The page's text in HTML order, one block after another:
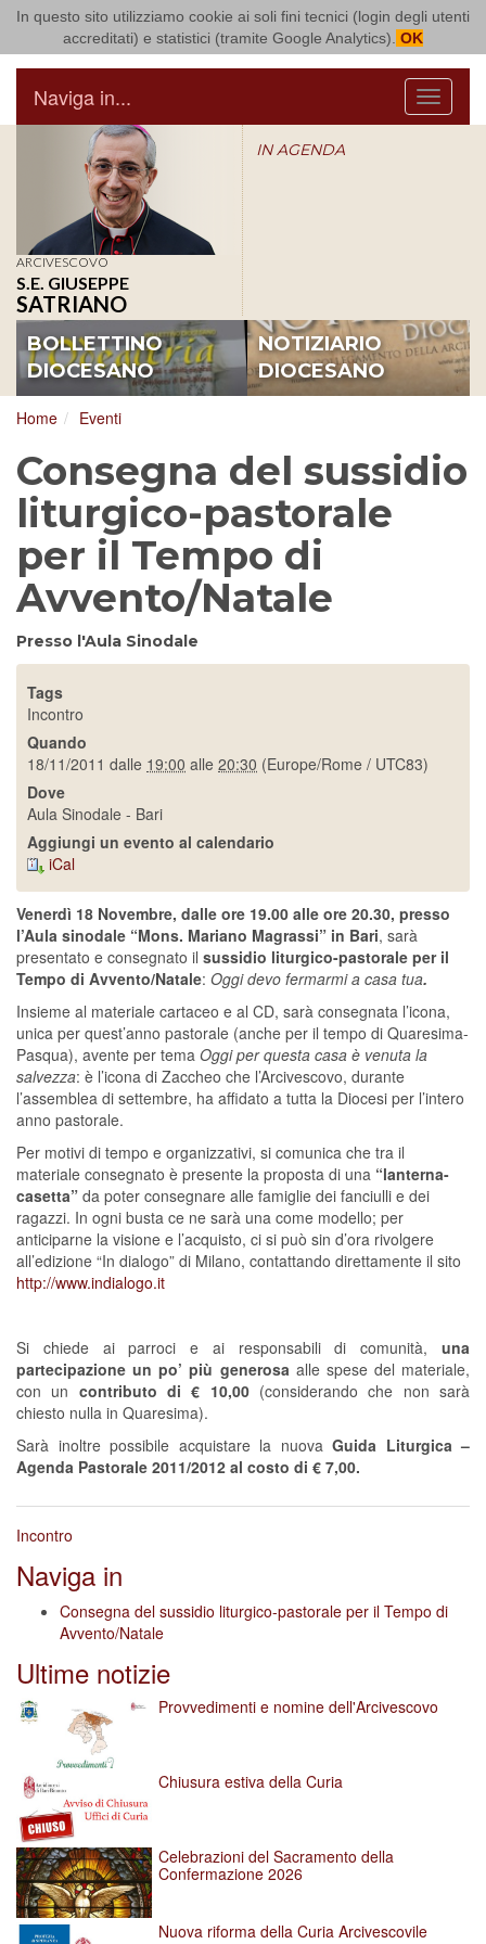
In questo sito utilizziamo cookie ai soli fini tecnici (login degli utenti
accreditati) e statistici (tramite Google Analytics). OK
Arcidiocesi di Bari Bitonto
Menu
Naviga in...
ARCIVESCOVO
S.E. GIUSEPPE
SATRIANO
IN AGENDA
BOLLETTINO
DIOCESANO
NOTIZIARIO
DIOCESANO
Home Eventi
Consegna del sussidio
liturgico-pastorale
per il Tempo di
Avvento/Natale
Presso l'Aula Sinodale
Tags
Incontro
Quando
18/11/2011 dalle 19:00 alle 20:30 (Europe/Rome / UTC83)
Dove
Aula Sinodale - Bari
Aggiungi un evento al calendario
iCal
Venerdì 18 Novembre, dalle ore 19.00 alle ore 20.30, presso
l’Aula sinodale “Mons. Mariano Magrassi” in Bari, sarà
presentato e consegnato il sussidio liturgico-pastorale per il
Tempo di Avvento/Natale: Oggi devo fermarmi a casa tua.
Insieme al materiale cartaceo e al CD, sarà consegnata l’icona,
unica per quest’anno pastorale (anche per il tempo di Quaresima-
Pasqua), avente per tema Oggi per questa casa è venuta la
salvezza: è l’icona di Zaccheo che l’Arcivescovo, durante
l’assemblea di settembre, ha affidato a tutta la Diocesi per l’intero
anno pastorale.
Per motivi di tempo e organizzativi, si comunica che tra il
materiale consegnato è presente la proposta di una “lanterna-
casetta” da poter consegnare alle famiglie dei fanciulli e dei
ragazzi. In ogni busta ce ne sarà una come modello; per
anticiparne la visione e l’acquisto, ci si può sin d’ora rivolgere
all’edizione “In dialogo” di Milano, contattando direttamente il sito
http://www.indialogo.it
Si chiedeai parroci e ai responsabili di comunità,una
partecipazione un po’ più generosaalle spese del materiale,
con un contributo di € 10,00(considerando che non sarà
chiesto nulla in Quaresima).
Sarà inoltre possibile acquistare la nuova Guida Liturgica –
Agenda Pastorale 2011/2012 al costo di € 7,00.
Incontro
Naviga in
Consegna del sussidio liturgico-pastorale per il Tempo di
Avvento/Natale
Ultime notizie
Provvedimenti e nomine dell'Arcivescovo
Chiusura estiva della Curia
Celebrazioni del Sacramento della
Confermazione 2026
Nuova riforma della Curia Arcivescovile